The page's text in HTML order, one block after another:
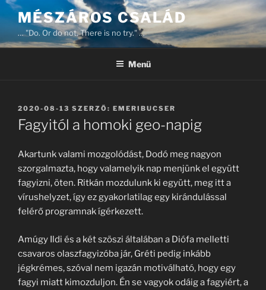
Tartalomhoz
MÉSZÁROS CSALÁD
… "Do. Or do not. There is no try." …
Menü
BEKÜLDVE:
2020-08-13 SZERZŐ: EMERIBUCSER
Fagyitól a homoki geo-napig
Akartunk valami mozgolódást, Dodó meg nagyon
szorgalmazta, hogy valamelyik nap menjünk el együtt
fagyizni, öten. Ritkán mozdulunk ki együtt, meg itt a
vírushelyzet, így ez gyakorlatilag egy kirándulással
felérő programnak ígérkezett.
Amúgy Ildi és a két szöszi általában a Diófa melletti
csavaros olaszfagyizóba jár, Gréti pedig inkább
jégkrémes, szóval nem igazán motiválható, hogy egy
fagyi miatt kimozduljon. Én se vagyok odáig a fagyiért, a